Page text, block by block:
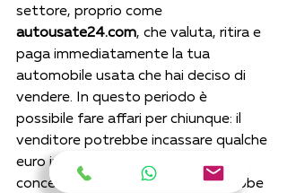
settore, proprio come
autousate24.com, che valuta, ritira e
paga immediatamente la tua
automobile usata che hai deciso di
vendere. In questo periodo è
possibile fare affari per chiunque: il
venditore potrebbe incassare qualche
euro in più rispetto al solito o alla
concessionaria, l’acquirente potrebbe